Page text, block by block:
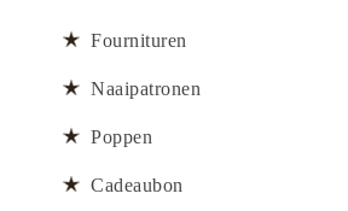
Fournituren
Naaipatronen
Poppen
Cadeaubon